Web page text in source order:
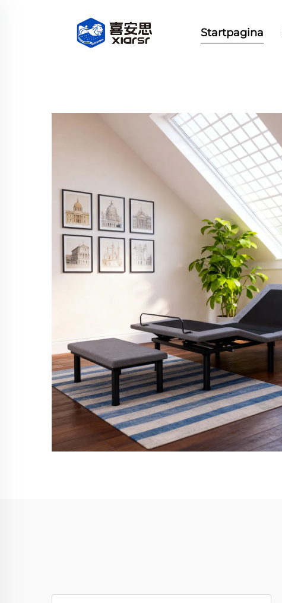
Startpagina